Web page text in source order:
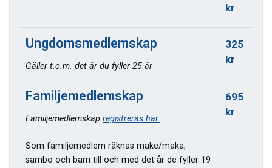
kr
Ungdomsmedlemskap
Gäller t.o.m. det år du fyller 25 år
325
kr
Familjemedlemskap
Familjemedlemskap registreras här.
Som familjemedlem räknas make/maka,
sambo och barn till och med det år de fyller 19
695
kr